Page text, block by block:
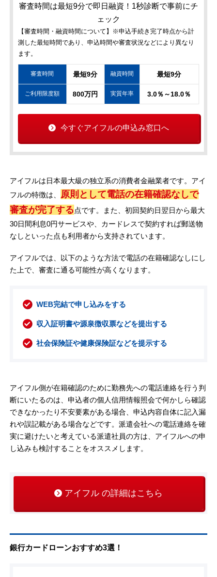
審査時間は最短9分で即日融資！1秒診断で事前にチ
ェック
【審査時間・融資時間について】※申込手続き完了時点から計
測した最短時間であり、申込時間や審査状況などにより異なり
ます。
審査時間 最短9分 融資時間 最短9分
ご利用限度額 800万円 実質年率 3.0％～18.0％
今すぐアイフルの申込み窓口へ
アイフルは日本最大級の独立系の消費者金融業者です。アイ
フルの特徴は、
原則として電話の在籍確認なしで
審査が完了する点です。また、初回契約日翌日から最大
30日間利息0円サービスや、カードレスで契約すれば郵送物
なしといった点も利用者から支持されています。
アイフルでは、以下のような方法で電話の在籍確認なしにし
た上で、審査に通る可能性が高くなります。
WEB完結で申し込みをする
収入証明書や源泉徴収票などを提出する
社会保険証や健康保険証などを提示する
アイフル側が在籍確認のために勤務先への電話連絡を行う判
断にいたるのは、申込者の個人信用情報照会で何かしら確認
できなかったり不安要素がある場合、申込内容自体に記入漏
れや誤記載がある場合などです。派遣会社への電話連絡を確
実に避けたいと考えている派遣社員の方は、アイフルへの申
し込みも検討することをオススメします。
アイフル の詳細はこちら
銀行カードローンおすすめ3選！